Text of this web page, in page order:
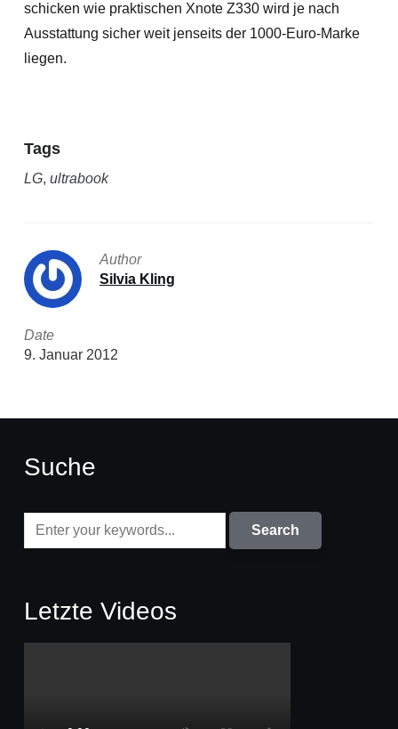
schicken wie praktischen Xnote Z330 wird je nach
Ausstattung sicher weit jenseits der 1000-Euro-Marke
liegen.
Tags
LG, ultrabook
Author
Silvia Kling
Date
9. Januar 2012
Suche
Letzte Videos